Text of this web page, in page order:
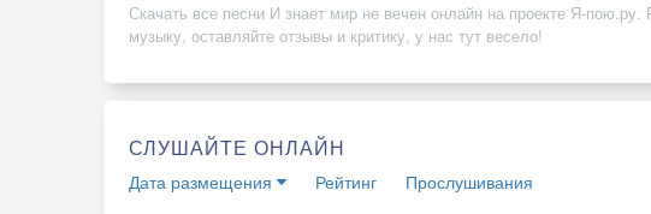
Скачать все песни И знает мир не вечен онлайн на проекте Я-пою.ру.
музыку, оставляйте отзывы и критику, у нас тут весело!
СЛУШАЙТЕ ОНЛАЙН
Дата размещения Рейтинг Прослушивания